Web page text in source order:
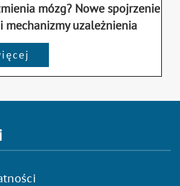
mózg? Nowe spojrzenie
mechanizmy uzależnienia